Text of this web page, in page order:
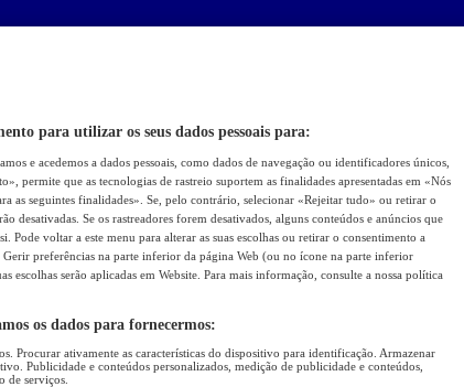
para utilizar os seus dados pessoais para:
e acedemos a dados pessoais, como dados de navegação ou identificadores únicos,
permite que as tecnologias de rastreio suportem as finalidades apresentadas em «Nós
as seguintes finalidades». Se, pelo contrário, selecionar «Rejeitar tudo» ou retirar o
desativadas. Se os rastreadores forem desativados, alguns conteúdos e anúncios que
Pode voltar a este menu para alterar as suas escolhas ou retirar o consentimento a
preferências na parte inferior da página Web (ou no ícone na parte inferior
escolhas serão aplicadas em Website. Para mais informação, consulte a nossa política
os dados para fornecermos:
Procurar ativamente as características do dispositivo para identificação. Armazenar
Publicidade e conteúdos personalizados, medição de publicidade e conteúdos,
de serviços.